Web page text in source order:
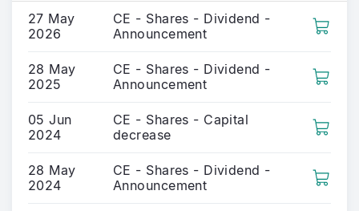
27 May
2026
CE - Shares - Dividend -
Announcement
28 May
2025
CE - Shares - Dividend -
Announcement
05 Jun
2024
CE - Shares - Capital
decrease
28 May
2024
CE - Shares - Dividend -
Announcement